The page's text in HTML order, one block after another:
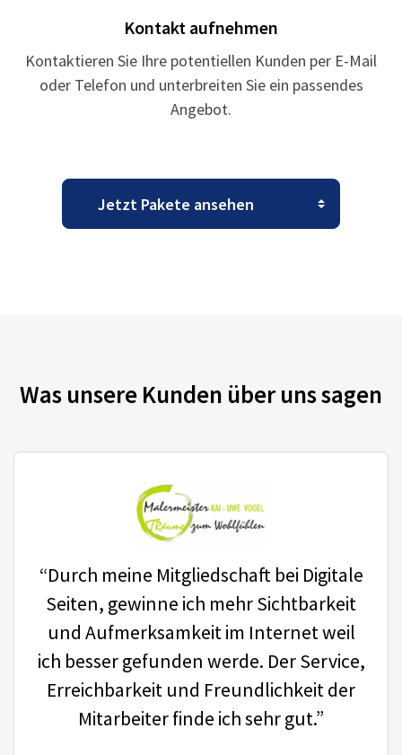
Kontakt aufnehmen
Kontaktieren Sie Ihre potentiellen Kunden per E-Mail
oder Telefon und unterbreiten Sie ein passendes
Angebot.
Was unsere Kunden über uns sagen
“Durch meine Mitgliedschaft bei Digitale
Seiten, gewinne ich mehr Sichtbarkeit
und Aufmerksamkeit im Internet weil
ich besser gefunden werde. Der Service,
Erreichbarkeit und Freundlichkeit der
Mitarbeiter finde ich sehr gut.”